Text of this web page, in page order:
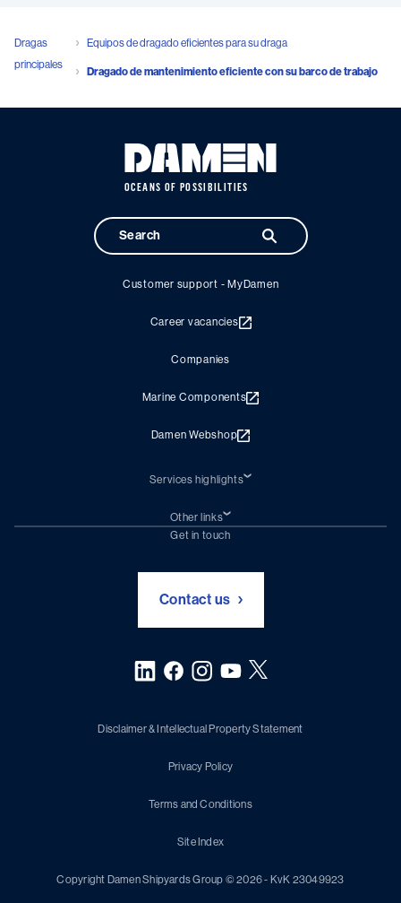
Dragas
principales
Equipos de dragado eficientes para su draga
Dragado de mantenimiento eficiente con su barco de trabajo
OCEANS OF POSSIBILITIES
Customer support - MyDamen
Career vacancies
Companies
Marine Components
Damen Webshop
Services highlights
Damen Trading
Chartering (DMS)
Other links
Subscribe to newsletter
Get in touch
Contact us
Disclaimer & Intellectual Property Statement
Privacy Policy
Terms and Conditions
Site Index
Copyright Damen Shipyards Group © 2026 - KvK 23049923